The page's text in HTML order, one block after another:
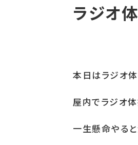
ラジオ
本日はラジオ
屋内でラジオ
一生懸命やる